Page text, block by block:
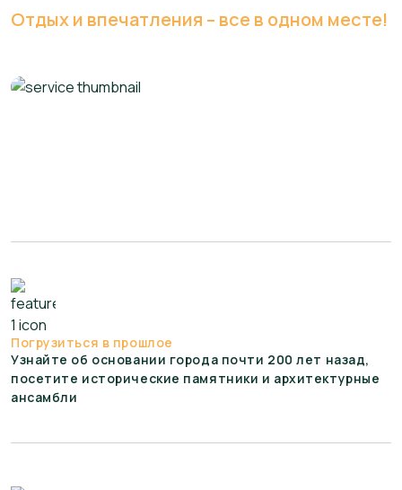
Отдых и впечатления – все в одном месте!
Погрузиться в прошлое
Узнайте об основании города почти 200 лет назад,
посетите исторические памятники и архитектурные
ансамбли